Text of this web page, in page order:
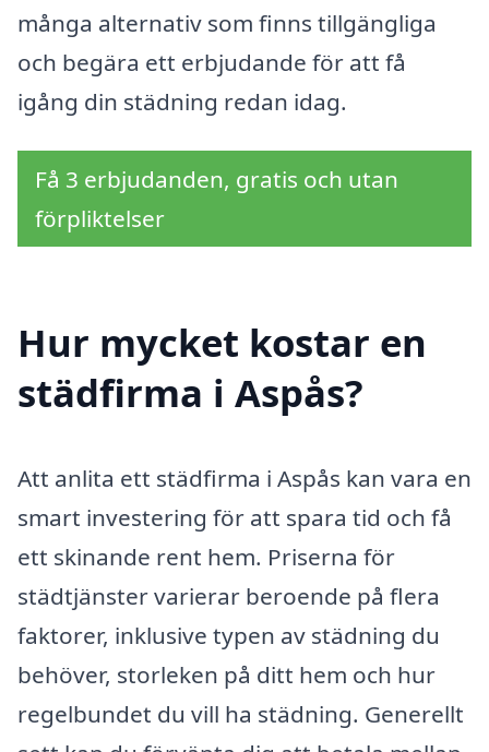
många alternativ som finns tillgängliga
och begära ett erbjudande för att få
igång din städning redan idag.
Få 3 erbjudanden, gratis och utan
förpliktelser
Hur mycket kostar en
städfirma i Aspås?
Att anlita ett städfirma i Aspås kan vara en
smart investering för att spara tid och få
ett skinande rent hem. Priserna för
städtjänster varierar beroende på flera
faktorer, inklusive typen av städning du
behöver, storleken på ditt hem och hur
regelbundet du vill ha städning. Generellt